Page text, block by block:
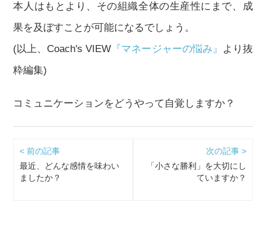
本人はもとより、その組織全体の生産性にまで、成
果を及ぼすことが可能になるでしょう。
(以上、Coach's VIEW 『マネージャーの悩み』
より抜
粋編集)
コミュニケーションをどうやって自覚しますか？
< 前の記事
最近、どんな感情を味わい
ましたか？
次の記事 >
「小さな勝利」を大切にし
ていますか？